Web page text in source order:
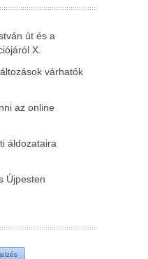
út és a
X.
várhatók
az online
áldozataira
Újpesten